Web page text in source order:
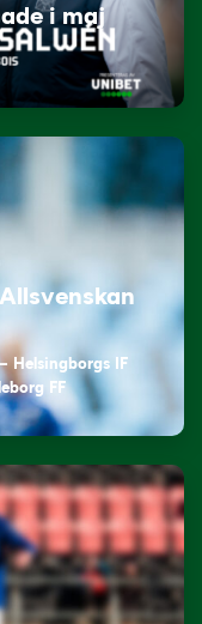
i maj
Helsingborgs IF
FF